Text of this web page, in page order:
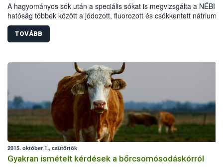
A hagyományos sók után a speciális sókat is megvizsgálta a
hatóság többek között a jódozott, fluorozott és csökkentett nátrium-
tartalmú termékeket vizsgálta elsősorban laboratóriumi és
paraméterek, jelölési előírások alapján. A vizsgálat eredményeként
termékből 40-nél indult hatósági eljárás: 32 esetben
mintegy fél millió forint bírságot szabtak ki a szakemberek. Több
kereskedelmi forgalomból is ki kellett vonni.
TOVÁBB
2015. október 1., csütörtök
Gyakran ismételt kérdések a bőrcsomósodáskórról